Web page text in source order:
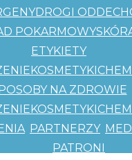
DROGI
POKARMOWY
ETYKIETY
KOSMETYKI
NA ZDROWIE
KOSMETYKI
PARTNERZY
PATRONI